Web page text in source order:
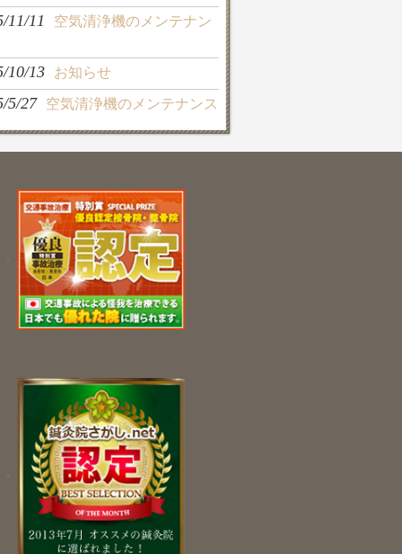
11/11
空気清浄機のメンテナン
10/13 お知らせ
5/27 空気清浄機のメンテナンス